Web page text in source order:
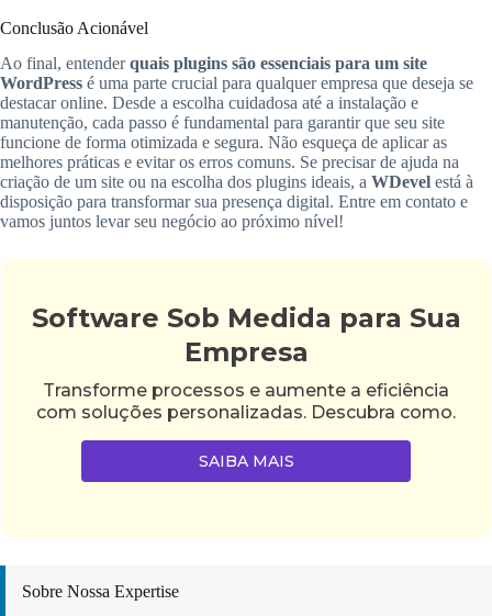
Conclusão Acionável
Ao final, entenderquais plugins são essenciais para um site
WordPress é uma parte crucial para qualquer empresa que deseja se
destacar online. Desde a escolha cuidadosa até a instalação e
manutenção, cada passo é fundamental para garantir que seu site
funcione de forma otimizada e segura. Não esqueça de aplicar as
melhores práticas e evitar os erros comuns. Se precisar de ajuda na
criação de um site ou na escolha dos plugins ideais, a WDevel está à
disposição para transformar sua presença digital. Entre em contato e
vamos juntos levar seu negócio ao próximo nível!
Software Sob Medida para Sua
Empresa
Transforme processos e aumente a eficiência
com soluções personalizadas. Descubra como.
SAIBA MAIS
Sobre Nossa Expertise